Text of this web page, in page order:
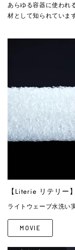
あらゆる容器に使われ
材として知られていま
【Literie リテリー】
ライトウェーブ水洗い
MOVIE